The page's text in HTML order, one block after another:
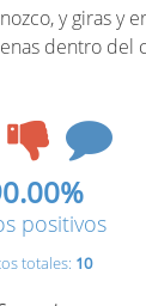
y giras y
dentro del
positivos
totales: 10